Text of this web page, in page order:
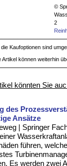
©
2
die Kaufoptionen sind
Artikel können weiterhin
könnten Sie
des
Ansätze
| Springer
führen,
Es werden zwei